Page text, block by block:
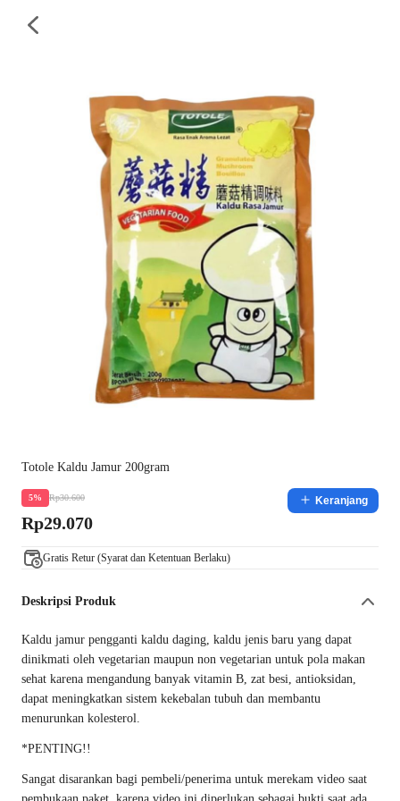
Totole Kaldu Jamur 200gram
5% Rp30.600
Rp29.070
Keranjang
Gratis Retur (Syarat dan Ketentuan Berlaku)
Deskripsi Produk
Kaldu jamur pengganti kaldu daging, kaldu jenis baru yang dapat
dinikmati oleh vegetarian maupun non vegetarian untuk pola makan
sehat karena mengandung banyak vitamin B, zat besi, antioksidan,
dapat meningkatkan sistem kekebalan tubuh dan membantu
menurunkan kolesterol.
*PENTING!!
Sangat disarankan bagi pembeli/penerima untuk merekam video saat